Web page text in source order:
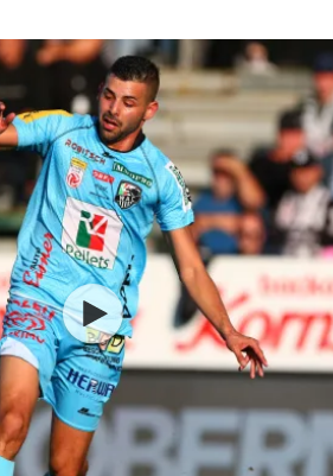
הפועל תל אביב
הפועל חיפה
הפועל באר שבע
מכבי נתניה
בני יהודה